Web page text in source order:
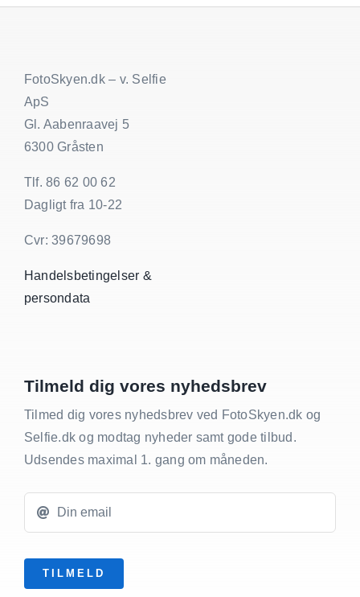
FotoSkyen.dk – v. Selfie
ApS
Gl. Aabenraavej 5
6300 Gråsten
Tlf. 86 62 00 62
Dagligt fra 10-22
Cvr: 39679698
Handelsbetingelser &
persondata
Tilmeld dig vores nyhedsbrev
Tilmed dig vores nyhedsbrev ved FotoSkyen.dk og
Selfie.dk og modtag nyheder samt gode tilbud.
Udsendes maximal 1. gang om måneden.
TILMELD